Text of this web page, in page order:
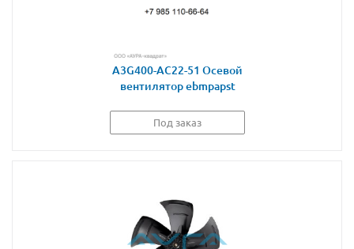
A3G400-AC22-51 Осевой
вентилятор ebmpapst
Под заказ